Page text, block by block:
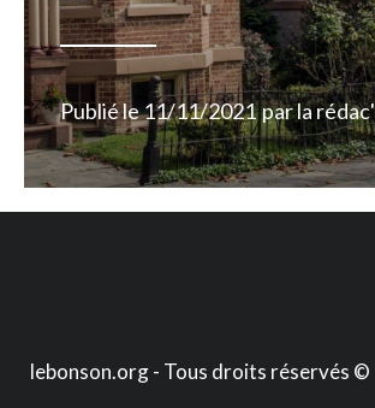
Publié le11/11/2021 parla rédac'
lebonson.org - Tous droits réservés ©